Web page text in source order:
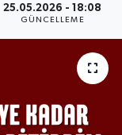
25.05.2026 - 18:08
GÜNCELLEME